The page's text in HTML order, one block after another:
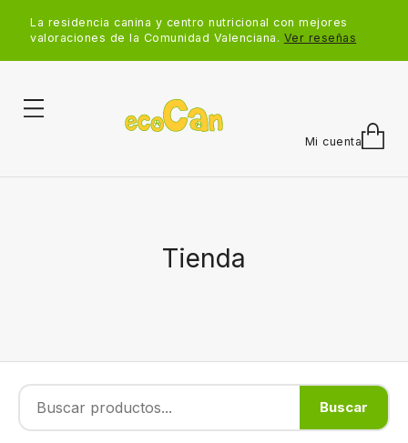
La residencia canina y centro nutricional con mejores
valoraciones de la Comunidad Valenciana. Ver reseñas
Mi cuenta
Tienda
Buscar